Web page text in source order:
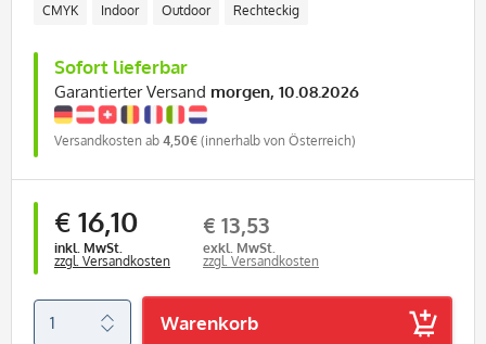
CMYK Indoor Outdoor Rechteckig
Sofort lieferbar
Garantierter Versand morgen, 10.08.2026
Versandkosten ab 4,50€ (innerhalb von Österreich)
€ 16,10
inkl. MwSt.
zzgl. Versandkosten
€ 13,53
exkl. MwSt.
zzgl. Versandkosten
Warenkorb